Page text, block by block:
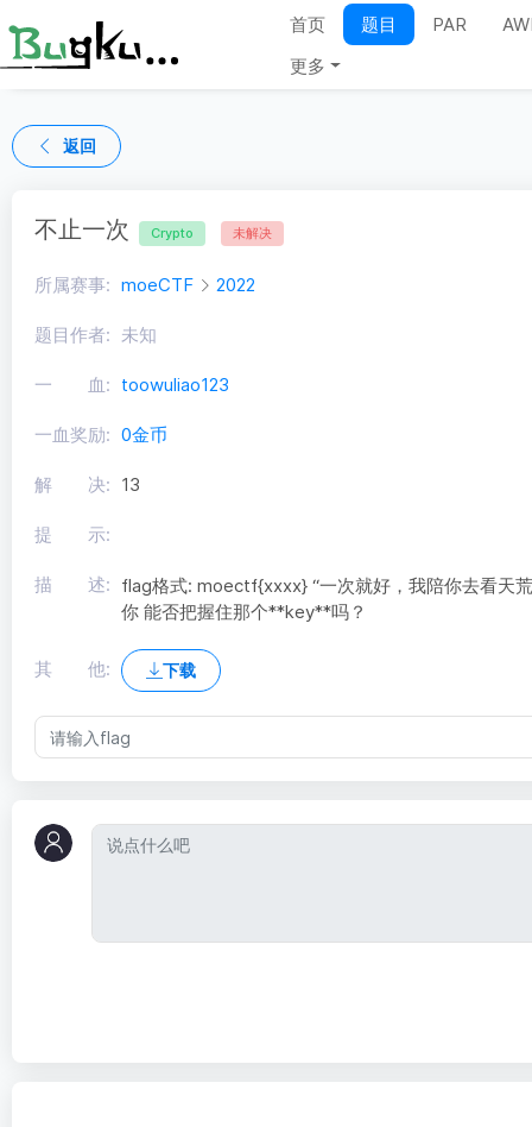
首页 题目 PAR
更多
返回
不止一次 Crypto 未解决
所属赛事: moeCTF 2022
题目作者: 未知
一 血: toowuliao123
一血奖励: 0金币
解 决: 13
提 示:
描 述: flag格式: moectf{xxxx} “一次就好，我陪你去看天
你 能否把握住那个**key**吗？
其 他: 下载